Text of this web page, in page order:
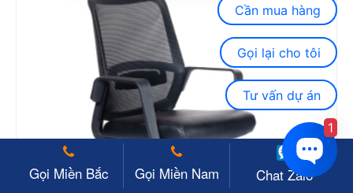
Gọi Miền Bắc Gọi Miền Nam Chat Zalo
Cần mua hàng
Gọi lại cho tôi
Tư vấn dự án
1